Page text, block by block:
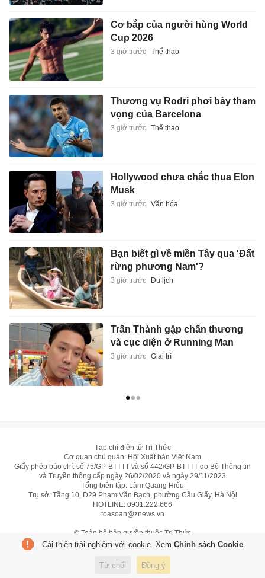
Cơ bắp của người hùng World
Cup 2026
3 giờ trước Thể thao
Thương vụ Rodri phơi bày tham
vọng của Barcelona
3 giờ trước Thể thao
Hollywood chưa chắc thua Elon
Musk
3 giờ trước Văn hóa
Bạn biết gì về miền Tây qua 'Đất
rừng phương Nam'?
3 giờ trước Du lịch
Trấn Thành gặp chấn thương
và cục diện ở Running Man
3 giờ trước Giải trí
Tạp chí điện tử Tri Thức
Cơ quan chủ quản: Hội Xuất bản Việt Nam
Giấy phép báo chí: số 75/GP-BTTTT và số 442/GP-BTTTT do Bộ Thông tin
và Truyền thông cấp ngày 26/02/2020 và ngày 29/11/2023
Tổng biên tập: Lâm Quang Hiếu
Trụ sở: Tầng 10, D29 Phạm Văn Bạch, phường Cầu Giấy, Hà Nội
HOTLINE: 0931.222.666
toasoan@znews.vn
© Toàn bộ bản quyền thuộc Tri Thức
Cải thiện trải nghiệm với cookie. Xem Chính sách Cookie
Từ chối Đồng ý